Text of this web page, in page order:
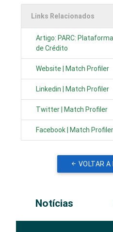
Links Relacionados
Artigo: PARC:
de Crédito
Website | Match Profiler
Linkedin | Match Profiler
Twitter | Match Profiler
Facebook | Match Profiler
VOLTAR
Notícias